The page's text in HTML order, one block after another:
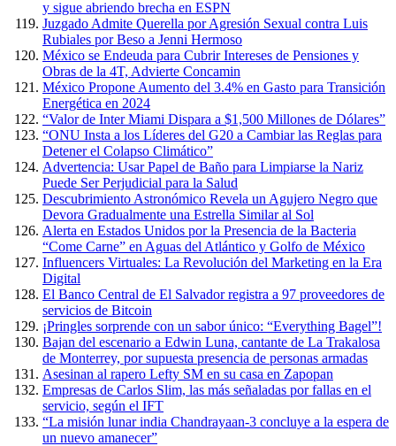
y sigue abriendo brecha en ESPN
Juzgado Admite Querella por Agresión Sexual contra Luis
Rubiales por Beso a Jenni Hermoso
México se Endeuda para Cubrir Intereses de Pensiones y
Obras de la 4T, Advierte Concamin
México Propone Aumento del 3.4% en Gasto para Transición
Energética en 2024
“Valor de Inter Miami Dispara a $1,500 Millones de Dólares”
“ONU Insta a los Líderes del G20 a Cambiar las Reglas para
Detener el Colapso Climático”
Advertencia: Usar Papel de Baño para Limpiarse la Nariz
Puede Ser Perjudicial para la Salud
Descubrimiento Astronómico Revela un Agujero Negro que
Devora Gradualmente una Estrella Similar al Sol
Alerta en Estados Unidos por la Presencia de la Bacteria
“Come Carne” en Aguas del Atlántico y Golfo de México
Influencers Virtuales: La Revolución del Marketing en la Era
Digital
El Banco Central de El Salvador registra a 97 proveedores de
servicios de Bitcoin
¡Pringles sorprende con un sabor único: “Everything Bagel”!
Bajan del escenario a Edwin Luna, cantante de La Trakalosa
de Monterrey, por supuesta presencia de personas armadas
Asesinan al rapero Lefty SM en su casa en Zapopan
Empresas de Carlos Slim, las más señaladas por fallas en el
servicio, según el IFT
“La misión lunar india Chandrayaan-3 concluye a la espera de
un nuevo amanecer”